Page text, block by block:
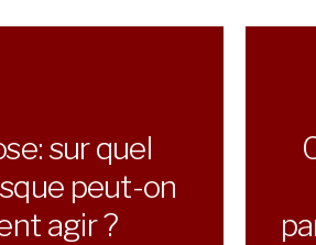
sur quel
peut-on
agir ?